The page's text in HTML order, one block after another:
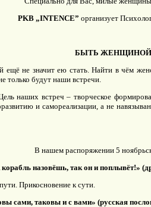
PKB „INTENCE” организует
БЫТЬ ЖЕНЩИНОЙ
ещё не значит ею стать. Найти в чём
только будут наши встречи.
– творческое формирование
и самореализации, а не
В нашем распоряжении 5
назовёшь, так он и поплывёт!»
Прикосновение к сути.
сами, таковы и с вами» (русская